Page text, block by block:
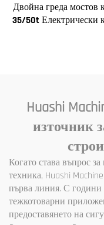
Двойна греда мостов
35/50t Електрически
Huashi
източник
Когато става въпрос
техника, Huashi
първа линия. С години
тежкотоварни
предоставянето на